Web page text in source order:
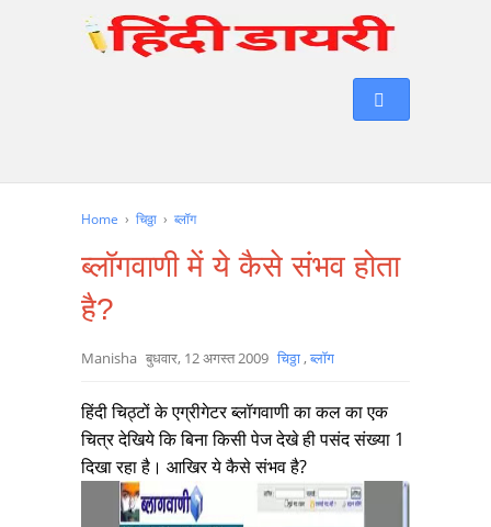
Home › चिठ्ठा › ब्लॉग
ब्लॉगवाणी में ये कैसे संभव होता
है?
Manisha बुधवार, 12 अगस्त 2009 चिठ्ठा,ब्लॉग
हिंदी चिठ्टों के एग्रीगेटर ब्लॉगवाणी का कल का एक
चित्र देखिये कि बिना किसी पेज देखे ही पसंद संख्या 1
दिखा रहा है। आखिर ये कैसे संभव है?